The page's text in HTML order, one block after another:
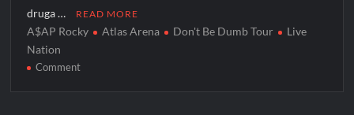
druga … READ MORE
A$AP Rocky Atlas Arena Don't Be Dumb Tour
Live
Nation
Commenton